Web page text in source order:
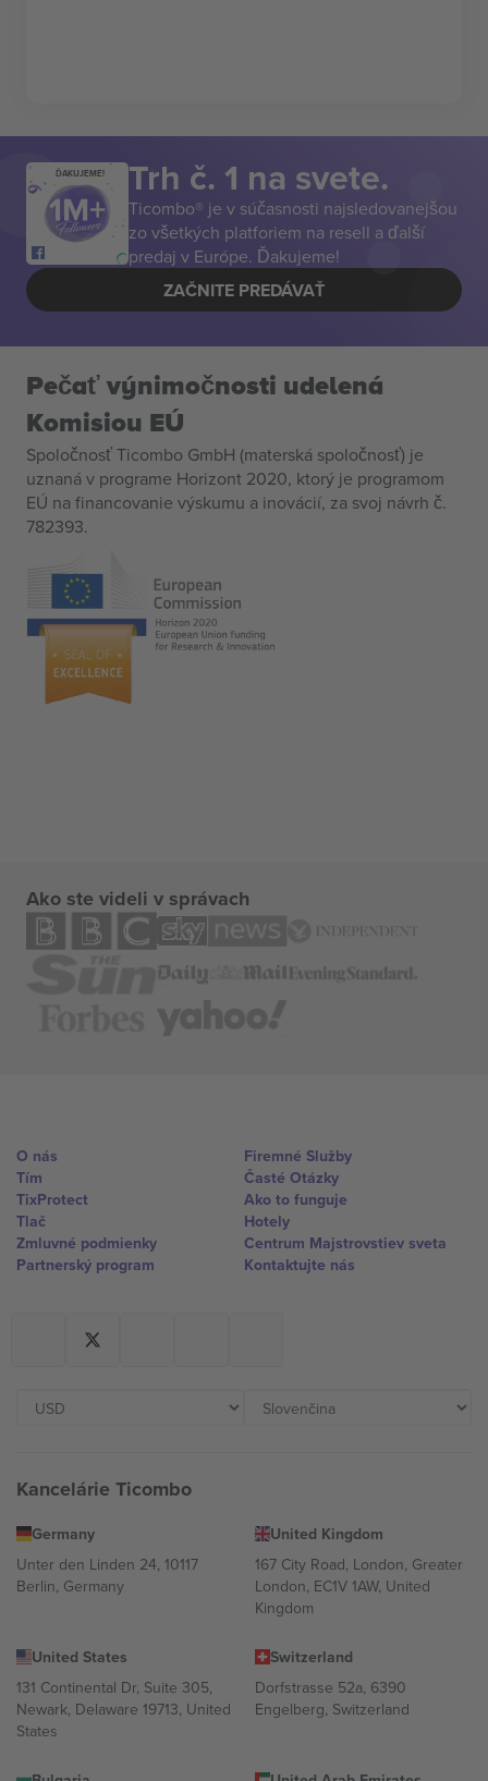
ĎAKUJEME! Trh č. 1 na svete.
Ticombo® je v súčasnosti najsledovanejšou
zo všetkých platforiem na resell a ďalší
predaj v Európe. Ďakujeme!
ZAČNITE PREDÁVAŤ
Pečať výnimočnosti udelená
Komisiou EÚ
Spoločnosť Ticombo GmbH (materská spoločnosť) je
uznaná v programe Horizont 2020, ktorý je programom
EÚ na financovanie výskumu a inovácií, za svoj návrh č.
782393.
Ako ste videli v správach
O nás
Tím
TixProtect
Tlač
Zmluvné podmienky
Partnerský program
Firemné Služby
Časté Otázky
Ako to funguje
Hotely
Centrum Majstrovstiev sveta
Kontaktujte nás
Kancelárie Ticombo
Germany
Unter den Linden 24, 10117
Berlin, Germany
United Kingdom
167 City Road, London, Greater
London, EC1V 1AW, United
Kingdom
United States
131 Continental Dr, Suite 305,
Newark, Delaware 19713, United
States
Switzerland
Dorfstrasse 52a, 6390
Engelberg, Switzerland